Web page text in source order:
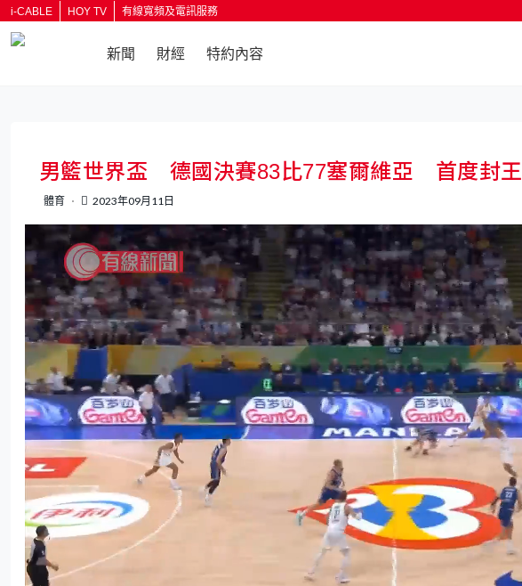
i-CABLE HOY TV 有線寬頻及電訊服務
新聞 財經 特約內容
男籃世界盃 德國決賽83比77塞爾維亞 首度封王
體育 2023年09月11日